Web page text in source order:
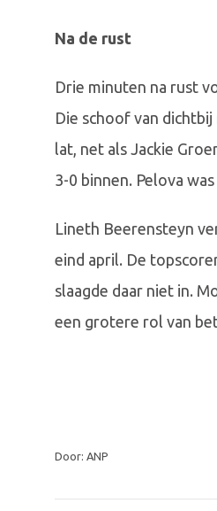
Na de rust
Drie minuten na rust
Die schoof van
lat, net als Jackie
3-0 binnen. Pelova
Lineth Beerensteyn
eind april. De
slaagde daar niet in.
een grotere rol van
Door: ANP